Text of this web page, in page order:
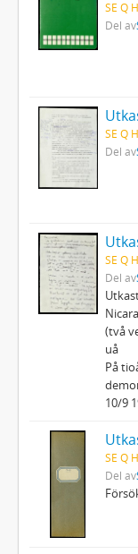
SE Q
Del av
SE Q
Del av
SE Q
Del av
(två
uå
På
10/9
SE Q
Del av